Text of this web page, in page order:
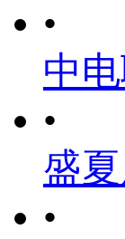
•
中
•
盛
•